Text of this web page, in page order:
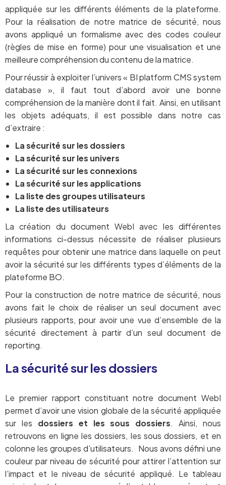
appliquée sur les différents éléments de la plateforme.
Pour la réalisation de notre matrice de sécurité, nous
avons appliqué un formalisme avec des codes couleur
(règles de mise en forme) pour une visualisation et une
meilleure compréhension du contenu de la matrice.
Pour réussir à exploiter l’univers « BI platform CMS system
database », il faut tout d’abord avoir une bonne
compréhension de la manière dont il fait. Ainsi, en utilisant
les objets adéquats, il est possible dans notre cas
d’extraire :
La sécurité sur les dossiers
La sécurité sur les univers
La sécurité sur les connexions
La sécurité sur les applications
La liste des groupes utilisateurs
La liste des utilisateurs
La création du document WebI avec les différentes
informations ci-dessus nécessite de réaliser plusieurs
requêtes pour obtenir une matrice dans laquelle on peut
avoir la sécurité sur les différents types d’éléments de la
plateforme BO.
Pour la construction de notre matrice de sécurité, nous
avons fait le choix de réaliser un seul document avec
plusieurs rapports, pour avoir une vue d’ensemble de la
sécurité directement à partir d’un seul document de
reporting.
La sécurité sur les dossiers
Le premier rapport constituant notre document WebI
permet d’avoir une vision globale de la sécurité appliquée
sur les dossiers et les sous dossiers. Ainsi, nous
retrouvons en ligne les dossiers, les sous dossiers, et en
colonne les groupes d’utilisateurs. Nous avons défini une
couleur par niveau de sécurité pour attirer l’attention sur
l’impact et le niveau de sécurité appliqué. Le tableau